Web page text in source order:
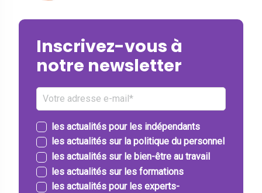
Inscrivez-vous à
notre newsletter
les actualités pour les indépendants
les actualités sur la politique du personnel
les actualités sur le bien-être au travail
les actualités sur les formations
les actualités pour les experts-